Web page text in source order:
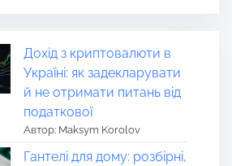
Дохід з криптовалюти в
Україні: як задекларувати
й не отримати питань від
податкової
Автор: Maksym Korolov
Гантелі для дому: розбірні,